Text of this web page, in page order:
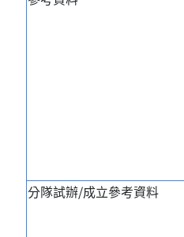
分隊試辦/成立參考資料